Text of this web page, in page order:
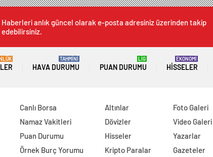
Haberleri anlık güncel olarak e-posta adresiniz üzerinden takip
edebilirsiniz.
HAVA DURUMU
TAHMİNİ
PUAN DURUMU
LİG
HISSELER
EKONOMİ
Canlı Borsa
Namaz Vakitleri
Puan Durumu
Örnek Burç Yorumu
Altınlar
Dövizler
Hisseler
Kripto Paralar
Foto Galeri
Video Galeri
Yazarlar
Gazeteler